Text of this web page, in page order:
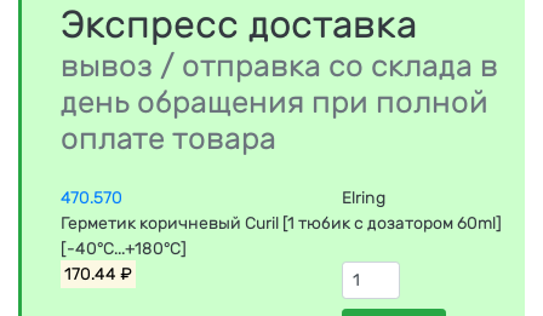
Экспресс доставка
вывоз / отправка со склада в
день обращения при полной
оплате товара
470.570
Elring
Герметик коричневый Curil [1 тюбик с дозатором 60ml]
[-40°C...+180°C]
170.44 ₽